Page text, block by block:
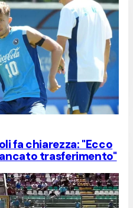
fa chiarezza: "Ecco
trasferimento"